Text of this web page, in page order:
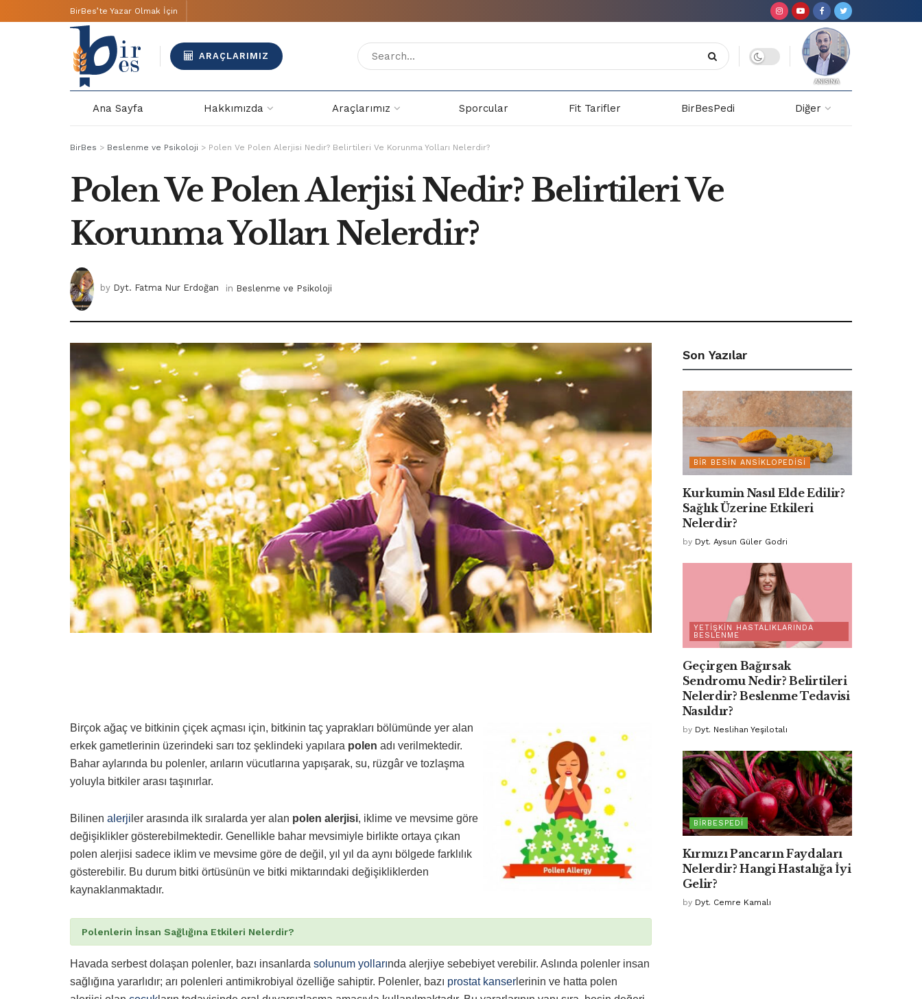
BirBes’te Yazar Olmak İçin
ARAÇLARIMIZ
Ana Sayfa Hakkımızda Araçlarımız Sporcular Fit Tarifler BirBesPedi Diğer
BirBes > Beslenme ve Psikoloji > Polen Ve Polen Alerjisi Nedir? Belirtileri Ve Korunma Yolları Nelerdir?
Polen Ve Polen Alerjisi Nedir? Belirtileri Ve
Korunma Yolları Nelerdir?
by Dyt. Fatma Nur Erdoğan in Beslenme ve Psikoloji
Birçok ağaç ve bitkinin çiçek açması için, bitkinin taç yaprakları bölümünde yer alan
erkek gametlerinin üzerindeki sarı toz şeklindeki yapılara polen adı verilmektedir.
Bahar aylarında bu polenler, arıların vücutlarına yapışarak, su, rüzgâr ve tozlaşma
yoluyla bitkiler arası taşınırlar.
Bilinen alerji ler arasında ilk sıralarda yer alan polen alerjisi, iklime ve mevsime göre
değişiklikler gösterebilmektedir. Genellikle bahar mevsimiyle birlikte ortaya çıkan
polen alerjisi sadece iklim ve mevsime göre de değil, yıl yıl da aynı bölgede farklılık
gösterebilir. Bu durum bitki örtüsünün ve bitki miktarındaki değişikliklerden
kaynaklanmaktadır.
Polenlerin İnsan Sağlığına Etkileri Nelerdir?
Havada serbest dolaşan polenler, bazı insanlarda solunum yollarında alerjiye sebebiyet verebilir. Aslında polenler insan
sağlığına yararlıdır; arı polenleri antimikrobiyal özelliğe sahiptir. Polenler, bazı prostat kanser lerinin ve hatta polen
Son Yazılar
BIR BESIN ANSIKLOPEDISI
Kurkumin Nasıl Elde Edilir?
Sağlık Üzerine Etkileri
Nelerdir?
by Dyt. Aysun Güler Godri
YETIŞKIN HASTALIKLARINDA
BESLENME
Geçirgen Bağırsak
Sendromu Nedir? Belirtileri
Nelerdir? Beslenme Tedavisi
Nasıldır?
by Dyt. Neslihan Yeşilotalı
BIRBESPEDI
Kırmızı Pancarın Faydaları
Nelerdir? Hangi Hastalığa İyi
Gelir?
by Dyt. Cemre Kamalı